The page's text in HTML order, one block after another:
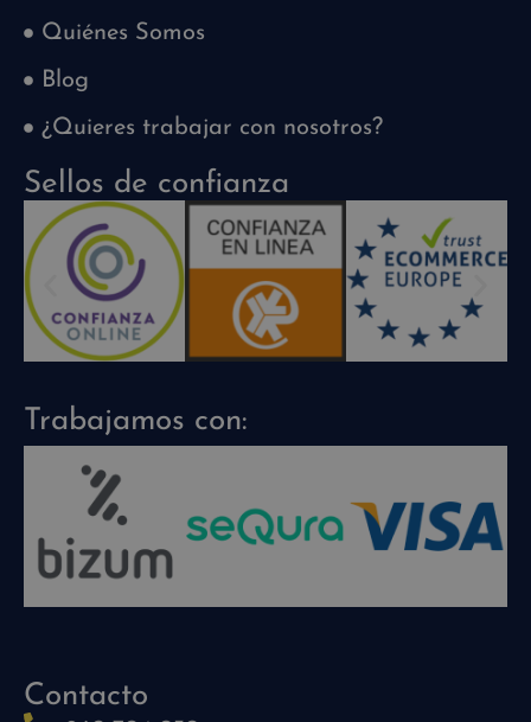
Quiénes Somos
Blog
¿Quieres trabajar con nosotros?
Sellos de confianza
Trabajamos con:
Contacto